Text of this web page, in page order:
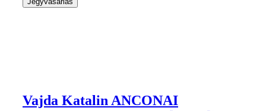
Vajda Katalin ANCONAI